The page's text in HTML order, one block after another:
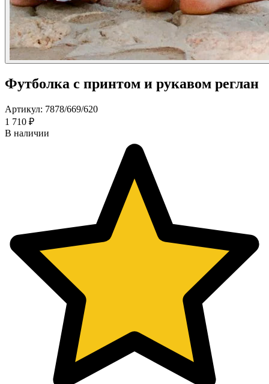
Футболка с принтом и рукавом реглан
Артикул: 7878/669/620
1 710 ₽
В наличии